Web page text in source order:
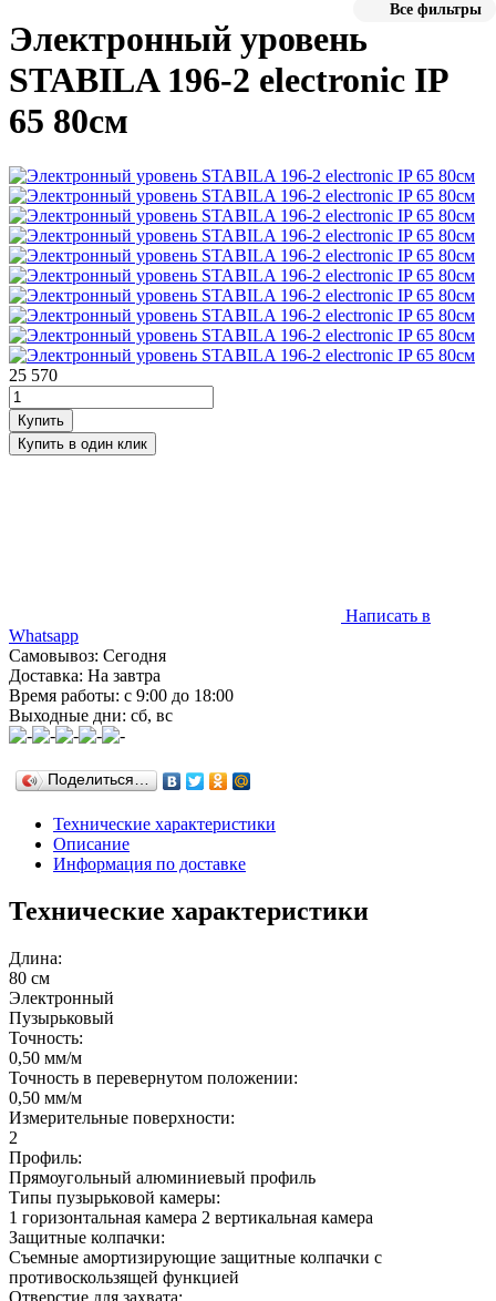
Все фильтры
Электронный уровень
STABILA 196-2 electronic IP
65 80см
25 570
Написать в
Whatsapp
Самовывоз: Сегодня
Доставка: На завтра
Время работы: с 9:00 до 18:00
Выходные дни: сб, вс
Поделиться…
Технические характеристики
Описание
Информация по доставке
Технические характеристики
Длина:
80 см
Электронный
Пузырьковый
Точность:
0,50 мм/м
Точность в перевернутом положении:
0,50 мм/м
Измерительные поверхности:
2
Профиль:
Прямоугольный алюминиевый профиль
Типы пузырьковой камеры:
1 горизонтальная камера 2 вертикальная камера
Защитные колпачки:
Съемные амортизирующие защитные колпачки с
противоскользящей функцией
Отверстие для захвата: